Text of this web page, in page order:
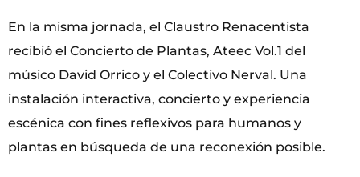
En la misma jornada, el Claustro Renacentista
recibió el Concierto de Plantas, Ateec Vol.1 del
músico David Orrico y el Colectivo Nerval. Una
instalación interactiva, concierto y experiencia
escénica con fines reflexivos para humanos y
plantas en búsqueda de una reconexión posible.